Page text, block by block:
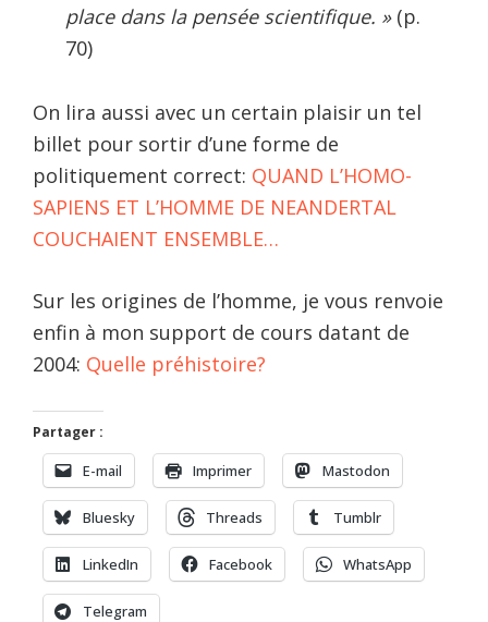
place dans la pensée scientifique. »(p.
70)
On lira aussi avec un certain plaisir un tel
billet pour sortir d’une forme de
politiquement correct: QUAND L’HOMO-
SAPIENS ET L’HOMME DE NEANDERTAL
COUCHAIENT ENSEMBLE…
Sur les origines de l’homme, je vous renvoie
enfin à mon support de cours datant de
2004: Quelle préhistoire?
Partager :
E-mail Imprimer Mastodon
Bluesky Threads Tumblr
LinkedIn Facebook WhatsApp
Telegram